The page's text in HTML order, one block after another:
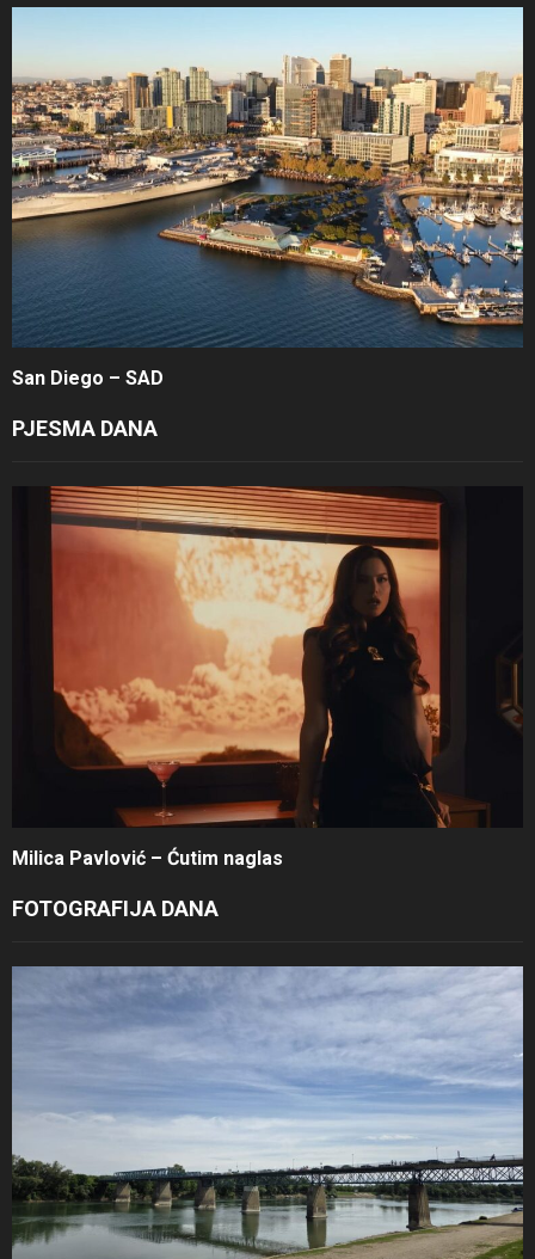
San Diego – SAD
PJESMA DANA
Milica Pavlović – Ćutim naglas
FOTOGRAFIJA DANA